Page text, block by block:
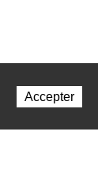
Accepter